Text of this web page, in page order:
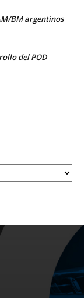
BM argentinos
del POD